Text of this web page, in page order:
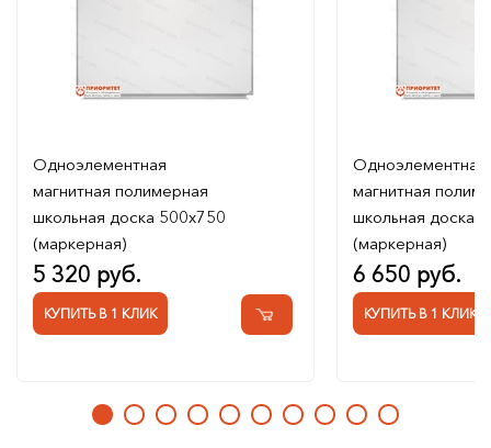
Одноэлементная
магнитная полимерная
школьная доска 500х750
(маркерная)
5 320 руб.
КУПИТЬ В 1 КЛИК
Одноэлементная
магнитная
школьная доска
(маркерная)
6 650 руб.
КУПИТЬ В 1 КЛИК